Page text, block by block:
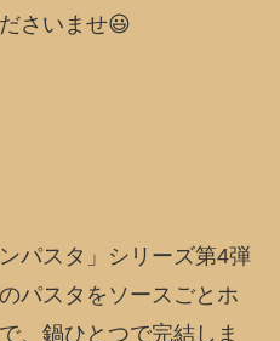
さいませ😃
パスタ」シリーズ第4弾
パスタをソースごとホ
、鍋ひとつで完結しま